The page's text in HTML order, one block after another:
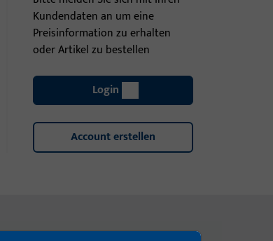
Kundendaten an um eine
Preisinformation zu erhalten
oder Artikel zu bestellen
Login
Account erstellen